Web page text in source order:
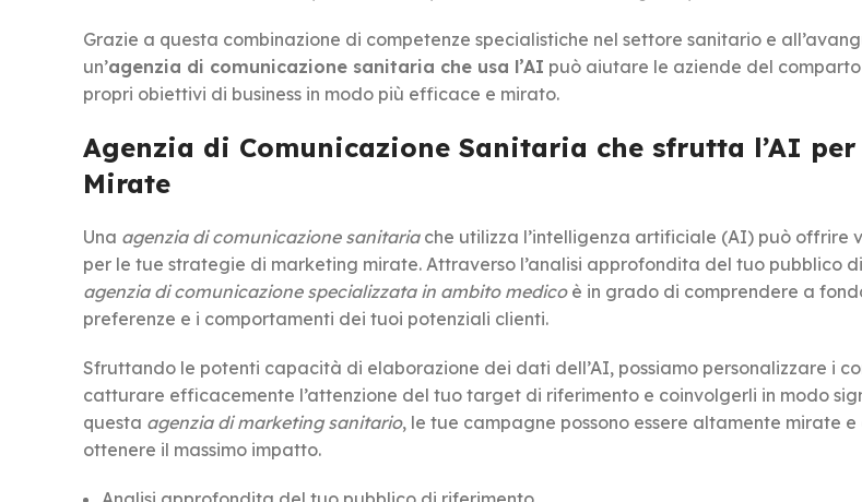
Grazie a questa combinazione di competenze specialistiche nel settore sanitario e
un’agenzia di comunicazione sanitaria che usa l’AI può aiutare le aziende del
propri obiettivi di business in modo più efficace e mirato.
Agenzia di Comunicazione Sanitaria che sfrutta l’AI
Mirate
Una agenzia di comunicazione sanitariache utilizza l’intelligenza artificiale (AI) può offrire
per le tue strategie di marketing mirate. Attraverso l’analisi approfondita del tuo pubblico
agenzia di comunicazione specializzata in ambito medicoè in grado di comprendere a
preferenze e i comportamenti dei tuoi potenziali clienti.
Sfruttando le potenti capacità di elaborazione dei dati dell’AI, possiamo personalizzare i
catturare efficacemente l’attenzione del tuo target di riferimento e coinvolgerli in modo
questa agenzia di marketing sanitario, le tue campagne possono essere altamente mirate
ottenere il massimo impatto.